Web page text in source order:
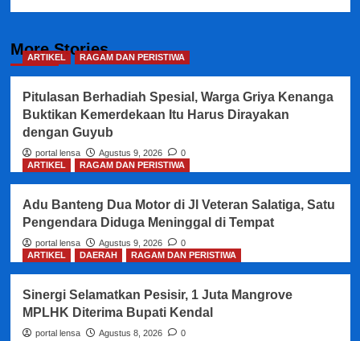
More Stories
ARTIKEL RAGAM DAN PERISTIWA
Pitulasan Berhadiah Spesial, Warga Griya Kenanga
Buktikan Kemerdekaan Itu Harus Dirayakan
dengan Guyub
portal lensa Agustus 9, 2026
0
ARTIKEL
RAGAM DAN PERISTIWA
Adu Banteng Dua Motor di Jl Veteran Salatiga, Satu
Pengendara Diduga Meninggal di Tempat
portal lensa Agustus 9, 2026
0
ARTIKEL
DAERAH RAGAM DAN PERISTIWA
Sinergi Selamatkan Pesisir, 1 Juta Mangrove
MPLHK Diterima Bupati Kendal
portal lensa Agustus 8, 2026 0